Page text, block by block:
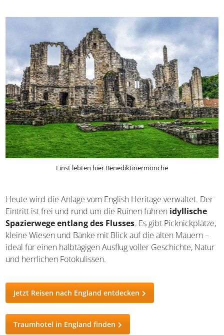
Einst lebten hier Benediktinermönche
Heute wird die Anlage vom English Heritage verwaltet. Der
Eintritt ist frei und rund um die Ruinen führen idyllische
Spazierwege entlang des Flusses. Es gibt Picknickplätze,
kleine Wiesen und Bänke mit Blick auf die alten Mauern –
ideal für einen halbtägigen Ausflug voller Geschichte, Natur
und herrlichen Fotokulissen.
Jetzt Reisen nach England entdecken
Traumhotel in England finden